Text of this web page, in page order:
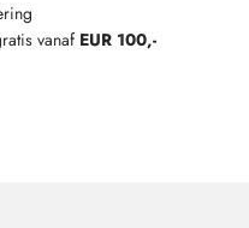
vanaf EUR 100,-